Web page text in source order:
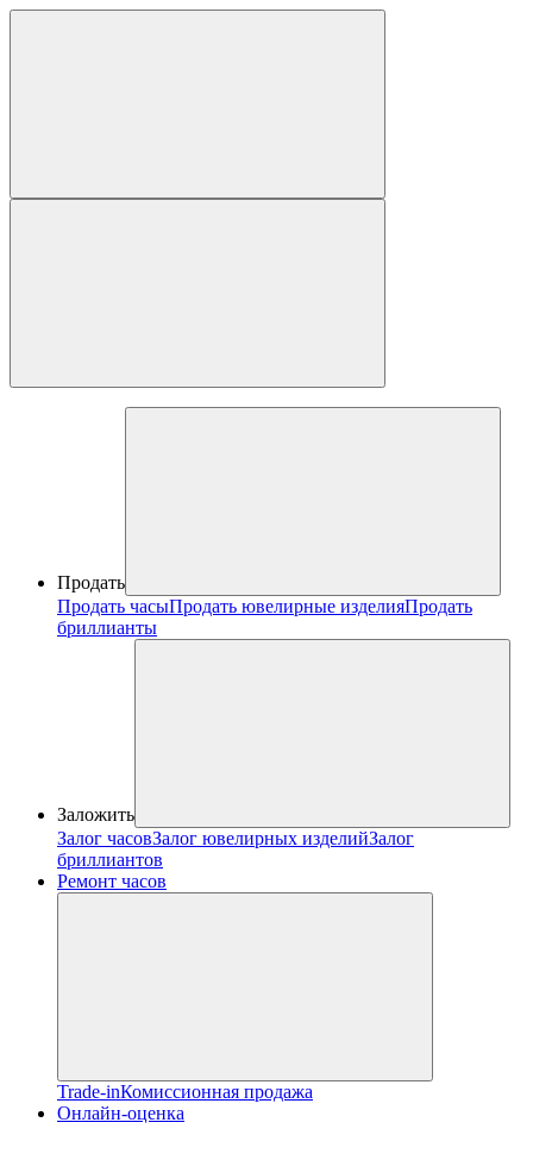
Продать
Продать часыПродать ювелирные изделияПродать
бриллианты
Заложить
Залог часовЗалог ювелирных изделийЗалог
бриллиантов
Ремонт часов
Trade-inКомиссионная продажа
Онлайн-оценка